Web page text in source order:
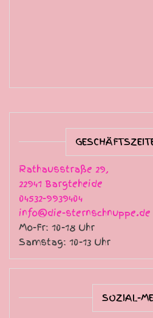
Rathausstraße 29,
22941 Bargteheide
04532-9939404
info@die-sternschnuppe.de
Mo-Fr: 10-18 Uhr
Samstag: 10-13 Uhr
SOZIAL-